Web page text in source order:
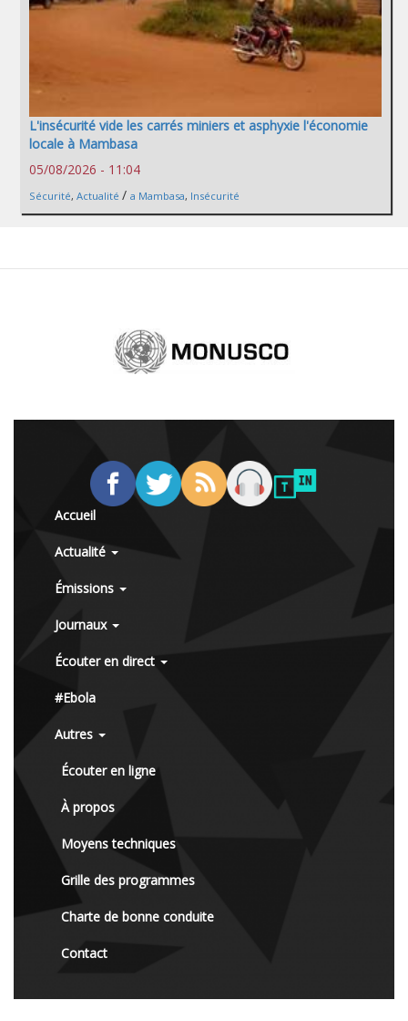
L'insécurité vide les carrés miniers et asphyxie l'économie
locale à Mambasa
05/08/2026 - 11:04
Sécurité, Actualité / a Mambasa, Insécurité
Accueil
Actualité
Émissions
Journaux
Écouter en direct
#Ebola
Autres
Écouter en ligne
À propos
Moyens techniques
Grille des programmes
Charte de bonne conduite
Contact